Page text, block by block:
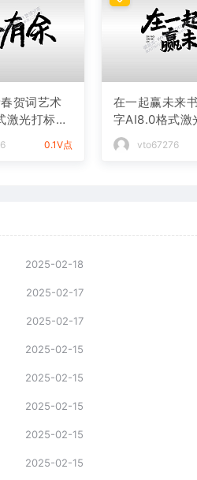
贺词艺术
激光打标文
0.1V点
在一起赢未来
字AI8.0格式激
件通用矢量图
vto67276
2025-02-18
2025-02-17
2025-02-17
2025-02-15
2025-02-15
2025-02-15
2025-02-15
2025-02-15